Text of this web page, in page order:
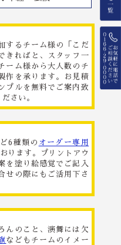
するチーム様の「こだ
きればと、スタッフ一
ーム様から大人数のチ
作を承ります。お見積
プルを無料でご案内致
ださい。
6種類の オーダー専用
ります。プリントアウ
を塗り絵感覚でご記入
せの際にもご活用下さ
んのこと、演舞には欠
などもチームのイメー